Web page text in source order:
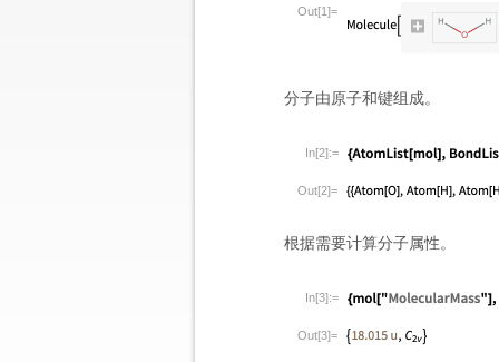
Out[1]=
分子由原子和键组成。
In[2]:=
Out[2]=
根据需要计算分子属性。
In[3]:=
Out[3]=